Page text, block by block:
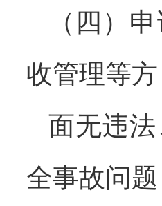
（四）
收管理等方
面无违
全事故问